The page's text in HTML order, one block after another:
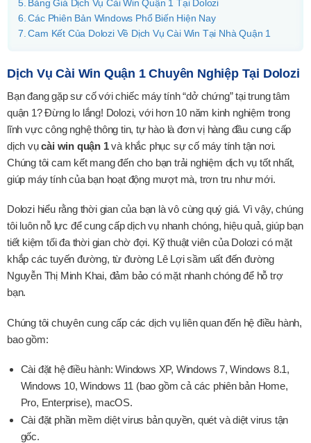
Bảng Giá Dịch Vụ Cài Win Quận 1 Tại Dolozi
Các Phiên Bản Windows Phổ Biến Hiện Nay
Cam Kết Của Dolozi Về Dịch Vụ Cài Win Tại Nhà Quận 1
Dịch Vụ Cài Win Quận 1 Chuyên Nghiệp Tại Dolozi
Bạn đang gặp sư cố với chiếc máy tính “dở chứng” tại trung tâm
quận 1? Đừng lo lắng! Dolozi, với hơn 10 năm kinh nghiệm trong
lĩnh vực công nghệ thông tin, tự hào là đơn vị hàng đầu cung cấp
dịch vụcài win quận 1và khắc phục sự cố máy tính tận nơi.
Chúng tôi cam kết mang đến cho bạn trải nghiệm dịch vụ tốt nhất,
giúp máy tính của bạn hoạt động mượt mà, trơn tru như mới.
Dolozi hiểu rằng thời gian của bạn là vô cùng quý giá. Vì vậy, chúng
tôi luôn nỗ lực để cung cấp dịch vụ nhanh chóng, hiệu quả, giúp bạn
tiết kiệm tối đa thời gian chờ đợi. Kỹ thuật viên của Dolozi có mặt
khắp các tuyến đường, từ đường Lê Lợi sầm uất đến đường
Nguyễn Thị Minh Khai, đảm bảo có mặt nhanh chóng để hỗ trợ
bạn.
Chúng tôi chuyên cung cấp các dịch vụ liên quan đến hệ điều hành,
bao gồm:
Cài đặt hệ điều hành: Windows XP, Windows 7, Windows 8.1,
Windows 10, Windows 11 (bao gồm cả các phiên bản Home,
Pro, Enterprise), macOS.
Cài đặt phần mềm diệt virus bản quyền, quét và diệt virus tận
gốc.